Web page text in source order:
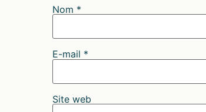
Nom *
E-mail *
Site web